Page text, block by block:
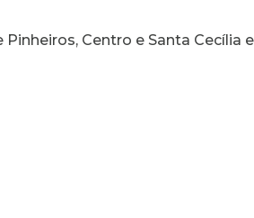
Centro e Santa Cecília